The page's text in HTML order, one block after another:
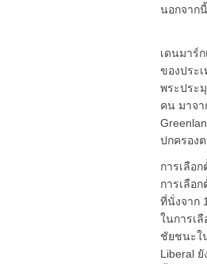
นอกจาก
เดนมาร์
ของประ
พระประ
คน มาจา
ปกครองต
การเลือ
การเลือ
ที่นั่งจาก
ในการเ
ชัยชนะใ
Liberal